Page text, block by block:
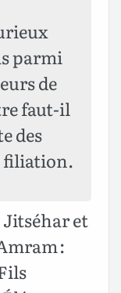
parmi
de
faut-il
des
filiation.
et
: